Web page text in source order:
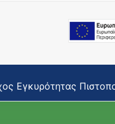
Εγκυρότητας